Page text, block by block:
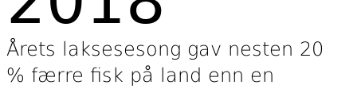
Årets laksesesong gav nesten 20
% færre fisk på land enn en